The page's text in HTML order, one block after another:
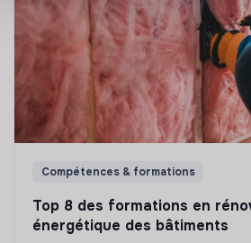
Compétences & formations
Top 8 des formations en
énergétique des bâtiments